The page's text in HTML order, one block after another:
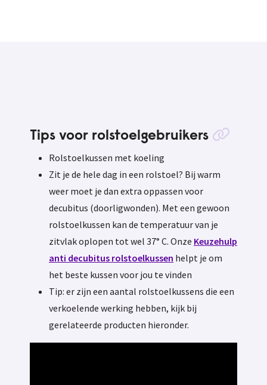
Tips voor rolstoelgebruikers
Rolstoelkussen met koeling
Zit je de hele dag in een rolstoel? Bij warm
weer moet je dan extra oppassen voor
decubitus (doorligwonden). Met een gewoon
rolstoelkussen kan de temperatuur van je
zitvlak oplopen tot wel 37° C. Onze Keuzehulp
anti decubitus rolstoelkussen helpt je om
het beste kussen voor jou te vinden
Tip: er zijn een aantal rolstoelkussens die een
verkoelende werking hebben, kijk bij
gerelateerde producten hieronder.